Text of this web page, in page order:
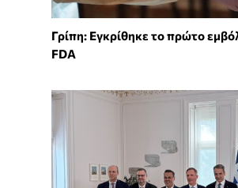
Γρίπη: Εγκρίθηκε το πρώτο
FDA